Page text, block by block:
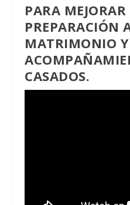
PARA
PREPARACIÓN
MATRIMONIO
CASADOS.